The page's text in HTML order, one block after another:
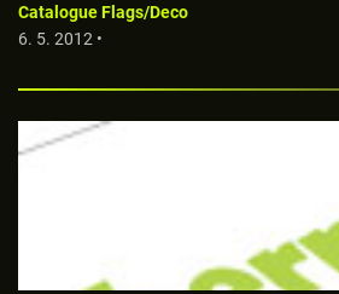
Catalogue Flags/Deco
6. 5. 2012 •